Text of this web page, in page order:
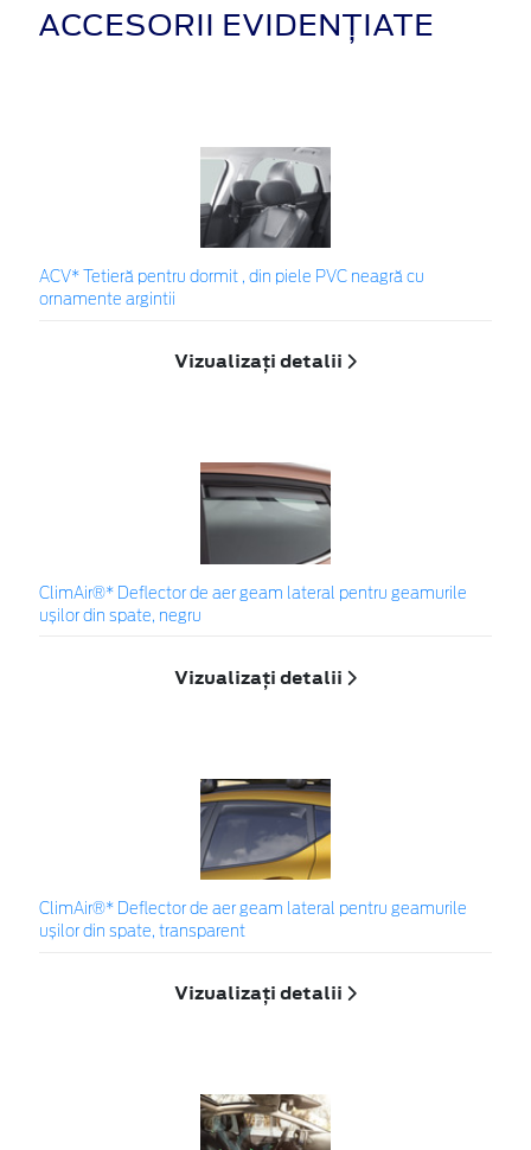
ACCESORII EVIDENȚIATE
ACV* Tetieră pentru dormit , din piele PVC neagră cu
ornamente argintii
Vizualizați detalii
ClimAir®* Deflector de aer geam lateral pentru geamurile
ușilor din spate, negru
Vizualizați detalii
ClimAir®* Deflector de aer geam lateral pentru geamurile
ușilor din spate, transparent
Vizualizați detalii